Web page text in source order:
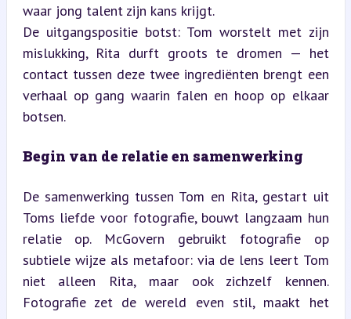
waar jong talent zijn kans krijgt.
De uitgangspositie botst: Tom worstelt met zijn
mislukking, Rita durft groots te dromen — het
contact tussen deze twee ingrediënten brengt een
verhaal op gang waarin falen en hoop op elkaar
botsen.
Begin van de relatie en samenwerking
De samenwerking tussen Tom en Rita, gestart uit
Toms liefde voor fotografie, bouwt langzaam hun
relatie op. McGovern gebruikt fotografie op
subtiele wijze als metafoor: via de lens leert Tom
niet alleen Rita, maar ook zichzelf kennen.
Fotografie zet de wereld even stil, maakt het